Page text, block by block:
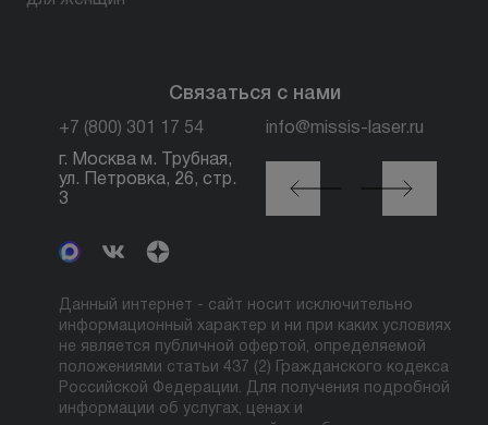
Связаться с нами
+7 (800) 301 17 54 info@missis-laser.ru
г. Москва м. Трубная,
ул. Петровка, 26, стр.
3
г. Москва м./МЦК
Автозаводская, ул.
Сайкина, 19
Данный интернет - сайт носит исключительно
информационный характер и ни при каких условиях
не является публичной офертой, определяемой
положениями статьи 437 (2) Гражданского кодекса
Российской Федерации. Для получения подробной
информации об услугах, ценах и